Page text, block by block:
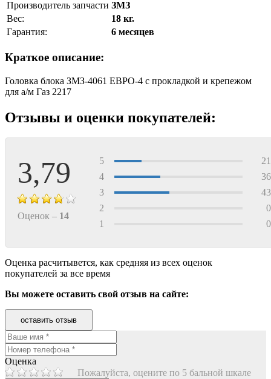
Производитель запчасти ЗМЗ
Вес:
18 кг.
Гарантия:
6 месяцев
Краткое описание:
Головка блока ЗМЗ-4061 ЕВРО-4 с прокладкой и крепежом
для а/м Газ 2217
Отзывы и оценки покупателей:
3,79
Оценок – 14
5
4
3
2
1
Оценка расчитывется, как средняя из всех оценок
покупателей за все время
Вы можете оставить свой отзыв на сайте:
оставить отзыв
Оценка
Пожалуйста, оцените по 5 бальной шкале